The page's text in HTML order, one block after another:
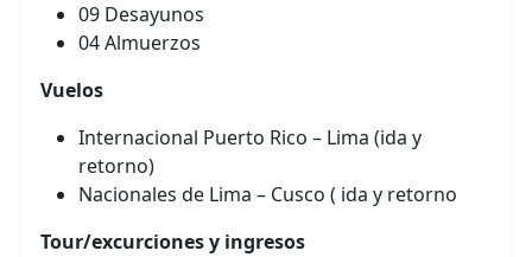
09 Desayunos
04 Almuerzos
Vuelos
Internacional Puerto Rico – Lima (ida y
retorno)
Nacionales de Lima – Cusco ( ida y retorno
Tour/excurciones y ingresos